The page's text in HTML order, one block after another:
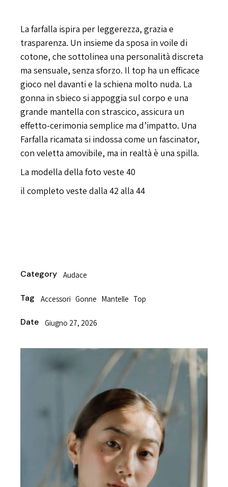
La farfalla ispira per leggerezza, grazia e
trasparenza. Un insieme da sposa in voile di
cotone, che sottolinea una personalità discreta
ma sensuale, senza sforzo. Il top ha un efficace
gioco nel davanti e la schiena molto nuda. La
gonna in sbieco si appoggia sul corpo e una
grande mantella con strascico, assicura un
effetto-cerimonia semplice ma d’impatto. Una
Farfalla ricamata si indossa come un fascinator,
con veletta amovibile, ma in realtà è una spilla.
La modella della foto veste 40
il completo veste dalla 42 alla 44
Category Audace
Tag Accessori Gonne Mantelle Top
Date Giugno 27, 2026